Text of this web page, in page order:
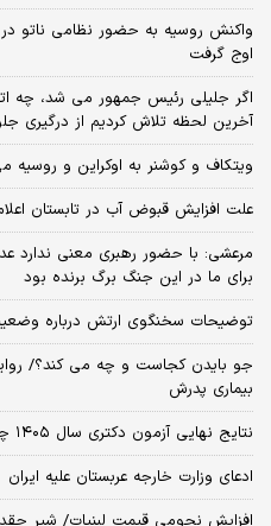
واکنش روسیه به حضور نظامی ناتو
اوج گرفت
اگر جلیلی رئیس جمهور می شد، چه
آخرین لحظه تلاش کردیم از درگیری
ویتکاف و کوشنر به اوکراین و روسیه
علت افزایش قبوض آب در تابستان
مرعشی: با حضور رهبری معنی ندارد
برای ما در این جنگ برگ برنده بود
توضیحات سخنگوی ارتش درباره
جو بایدن کجاست و چه می کند؟/
بیماری پدرش
نتایج نهایی آزمون دکتری سال ۱۴۰۵ چه زمانی اعلام می شود؟
ادعای وزارت خارجه عربستان علیه ایران
افزایش نجومی قیمت لبنیات/ شیر